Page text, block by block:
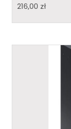
216,00 zł